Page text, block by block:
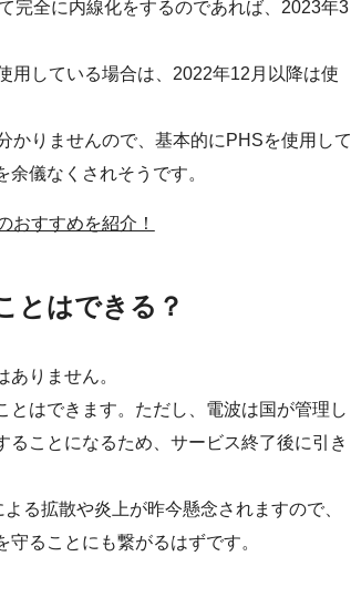
完全に内線化をするのであれば、2023年3
用している場合は、2022年12月以降は使
かりませんので、基本的にPHSを使用して
儀なくされそうです。
おすすめを紹介！
とはできる？
りません。
はできます。ただし、電波は国が管理し
ことになるため、サービス終了後に引き
る拡散や炎上が昨今懸念されますので、
ることにも繋がるはずです。